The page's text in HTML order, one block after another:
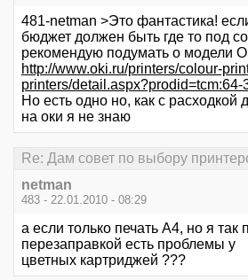
481-netman >Это фантастика!
бюджет должен быть где то под
рекомендую подумать о модели
http://www.oki.ru/printers/colour-
printers/detail.aspx?prodid=tcm:64-
Но есть одно но, как с расходкой
на оки я не знаю
Re: Дам совет по выбору
netman
483 - 22.01.2010 - 08:29
а если только печать A4, но я
перезаправкой есть проблемы у
цветных картриджей ???